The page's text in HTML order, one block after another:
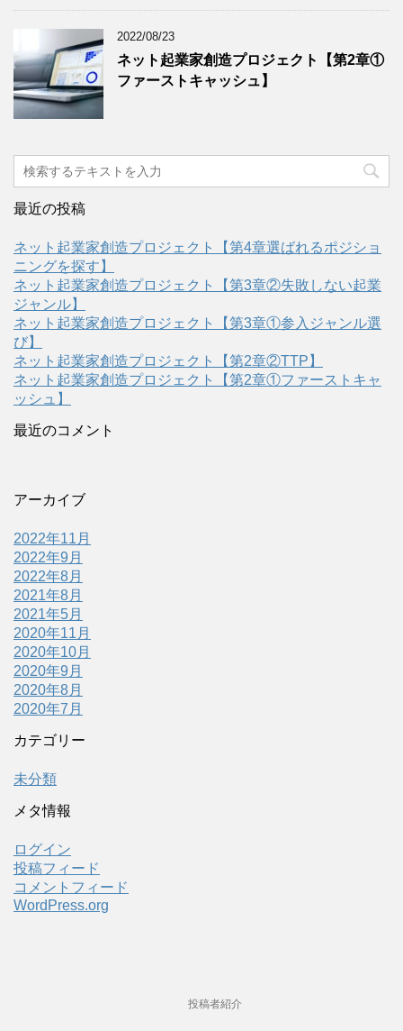
2022/08/23
ネット起業家創造プロジェクト【第2章①
ファーストキャッシュ】
最近の投稿
ネット起業家創造プロジェクト【第4章選ばれるポジショ
ニングを探す】
ネット起業家創造プロジェクト【第3章②失敗しない起業
ジャンル】
ネット起業家創造プロジェクト【第3章①参入ジャンル選
び】
ネット起業家創造プロジェクト【第2章②TTP】
ネット起業家創造プロジェクト【第2章①ファーストキャ
ッシュ】
最近のコメント
アーカイブ
2022年11月
2022年9月
2022年8月
2021年8月
2021年5月
2020年11月
2020年10月
2020年9月
2020年8月
2020年7月
カテゴリー
未分類
メタ情報
ログイン
投稿フィード
コメントフィード
WordPress.org
投稿者紹介